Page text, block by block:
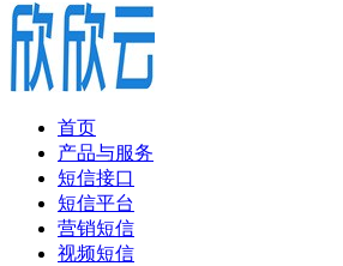
首页
产品与服务
短信接口
短信平台
营销短信
视频短信